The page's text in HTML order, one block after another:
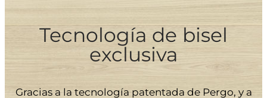
Tecnología de bisel
exclusiva
Gracias a la tecnología patentada de Pergo, y a